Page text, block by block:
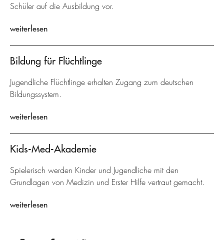
Schüler auf die Ausbildung vor.
weiterlesen
Bildung für Flüchtlinge
Jugendliche Flüchtlinge erhalten Zugang zum deutschen
Bildungssystem.
weiterlesen
Kids-Med-Akademie
Spielerisch werden Kinder und Jugendliche mit den
Grundlagen von Medizin und Erster Hilfe vertraut gemacht.
weiterlesen